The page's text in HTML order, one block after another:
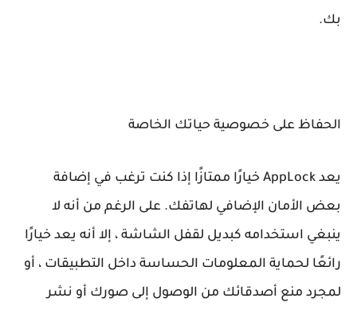
بك.
الحفاظ على خصوصية حياتك الخاصة
يعد AppLock خيارًا ممتازًا إذا كنت ترغب في إضافة
بعض الأمان الإضافي لهاتفك. على الرغم من أنه لا
ينبغي استخدامه كبديل لقفل الشاشة ، إلا أنه يعد خيارًا
رائعًا لحماية المعلومات الحساسة داخل التطبيقات ، أو
لمجرد منع أصدقائك من الوصول إلى صورك أو نشر